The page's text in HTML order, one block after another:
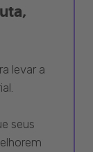
levar a
seus